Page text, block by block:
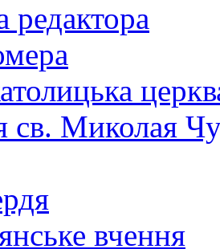
редактора
св. Миколая
вчення